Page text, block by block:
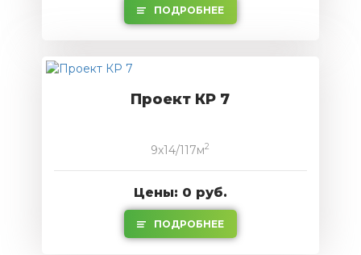
ПОДРОБНЕЕ
Проект КР 7
9x14/117м2
Цены: 0 руб.
ПОДРОБНЕЕ